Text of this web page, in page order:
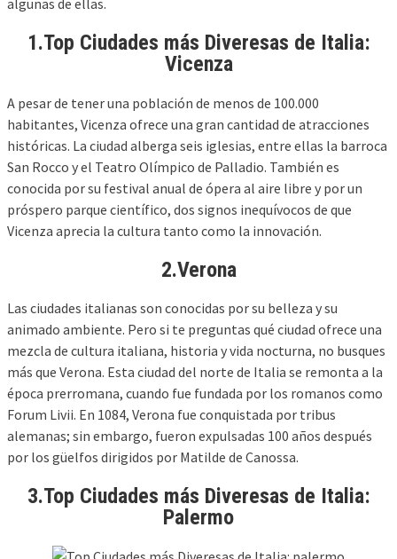
1.Top Ciudades más Diveresas de Italia:
Vicenza
A pesar de tener una población de menos de 100.000
habitantes, Vicenza ofrece una gran cantidad de atracciones
históricas. La ciudad alberga seis iglesias, entre ellas la barroca
San Rocco y el Teatro Olímpico de Palladio. También es
conocida por su festival anual de ópera al aire libre y por un
próspero parque científico, dos signos inequívocos de que
Vicenza aprecia la cultura tanto como la innovación.
2.Verona
Las ciudades italianas son conocidas por su belleza y su
animado ambiente. Pero si te preguntas qué ciudad ofrece una
mezcla de cultura italiana, historia y vida nocturna, no busques
más que Verona. Esta ciudad del norte de Italia se remonta a la
época prerromana, cuando fue fundada por los romanos como
Forum Livii. En 1084, Verona fue conquistada por tribus
alemanas; sin embargo, fueron expulsadas 100 años después
por los güelfos dirigidos por Matilde de Canossa.
3.Top Ciudades más Diveresas de Italia:
Palermo